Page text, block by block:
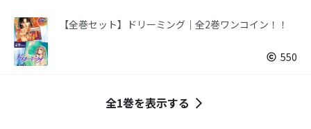
【全巻セット】ドリーミング｜全2巻ワンコイン！！
550
全1巻を表示する